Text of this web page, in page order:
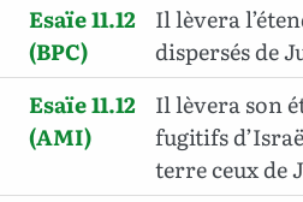
Esaïe 11.12
(BPC)
Il lèvera
dispersés de
Esaïe 11.12
(AMI)
Il lèvera son
fugitifs
terre ceux de